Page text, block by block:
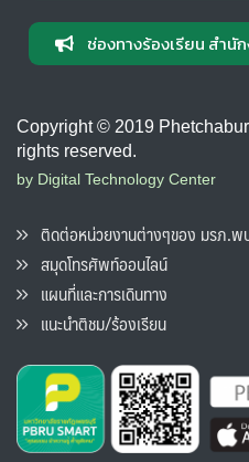
ช่องทางร้องเรียน สำนั
Copyright © 2019
rights reserved.
by Digital Technology Center
ติดต่อหน่วยงานต่างๆของ มรภ.พ
สมุดโทรศัพท์ออนไลน์
แผนที่และการเดินทาง
แนะนำติชม/ร้องเรียน